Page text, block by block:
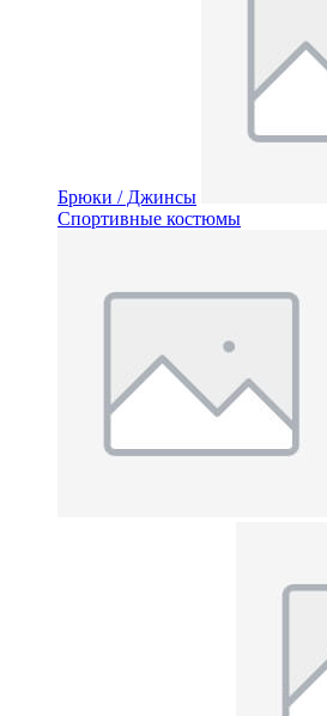
Брюки / Джинсы
Спортивные костюмы